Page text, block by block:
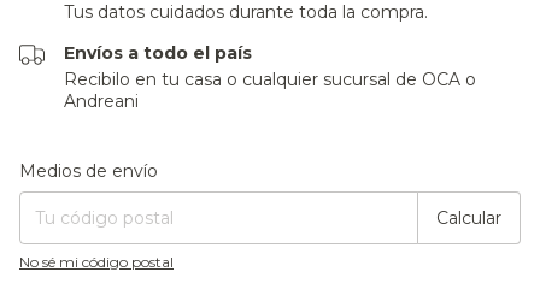
Tus datos cuidados durante toda la compra.
Envíos a todo el país
Recibilo en tu casa o cualquier sucursal de OCA o
Andreani
Entregas para el CP:
Medios de envío
Calcular
No sé mi código postal